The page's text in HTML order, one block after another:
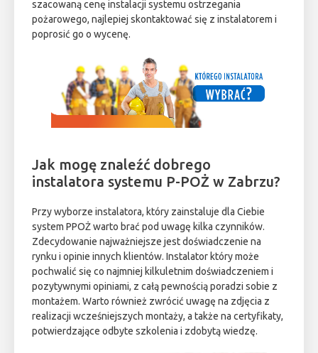
szacowaną cenę instalacji systemu ostrzegania
pożarowego, najlepiej skontaktować się z instalatorem i
poprosić go o wycenę.
Jak mogę znaleźć dobrego
instalatora systemu P-POŻ w Zabrzu?
Przy wyborze instalatora, który zainstaluje dla Ciebie
system PPOŻ warto brać pod uwagę kilka czynników.
Zdecydowanie najważniejsze jest doświadczenie na
rynku i opinie innych klientów. Instalator który może
pochwalić się co najmniej kilkuletnim doświadczeniem i
pozytywnymi opiniami, z całą pewnością poradzi sobie z
montażem. Warto również zwrócić uwagę na zdjęcia z
realizacji wcześniejszych montaży, a także na certyfikaty,
potwierdzające odbyte szkolenia i zdobytą wiedzę.